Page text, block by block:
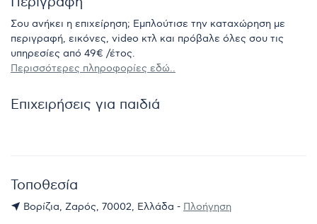
Σου ανήκει η επιχείρηση; Εμπλούτισε την καταχώρηση με
περιγραφή, εικόνες, video κτλ και πρόβαλε όλες σου τις
υπηρεσίες από 49€ /έτος.
Περισσότερες πληροφορίες εδώ..
Επιχειρήσεις για παιδιά
Τοποθεσία
Βορίζια, Ζαρός, 70002, Ελλάδα - Πλοήγηση